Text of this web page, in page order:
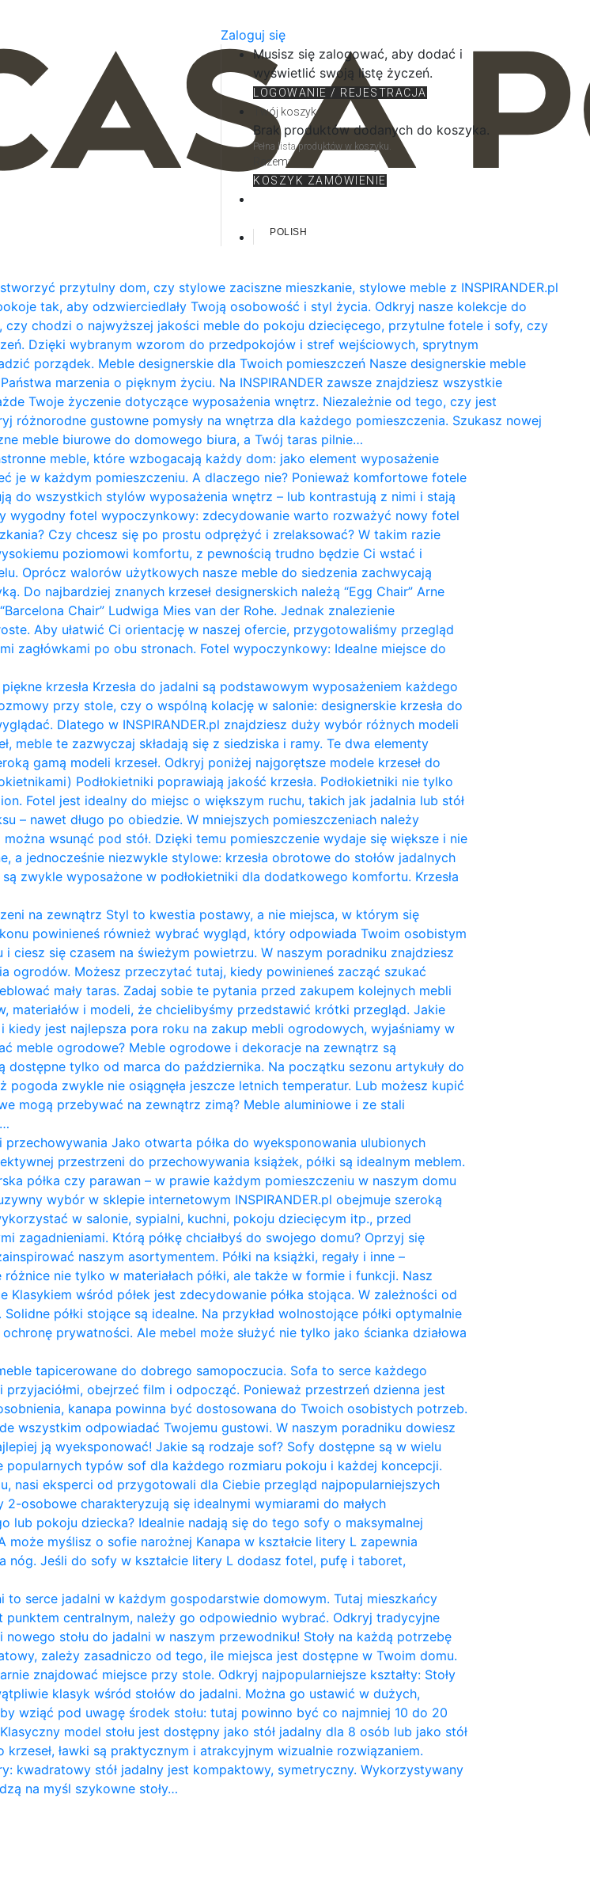
Zaloguj się
Musisz się zalogować, aby dodać i
wyświetlić swoją listę życzeń.
LOGOWANIE / REJESTRACJA
Twój koszyk
Brak produktów dodanych do koszyka.
Pełna lista produktów w koszyku.
Razem:
KOSZYK ZAMÓWIENIE
POLISH
przytulny dom, czy stylowe zaciszne mieszkanie, stylowe meble z INSPIRANDER.pl
tak, aby odzwierciedlały Twoją osobowość i styl życia. Odkryj nasze kolekcje do
chodzi o najwyższej jakości meble do pokoju dziecięcego, przytulne fotele i sofy, czy
Dzięki wybranym wzorom do przedpokojów i stref wejściowych, sprytnym
porządek. Meble designerskie dla Twoich pomieszczeń Nasze designerskie meble
marzenia o pięknym życiu. Na INSPIRANDER zawsze znajdziesz wszystkie
Twoje życzenie dotyczące wyposażenia wnętrz. Niezależnie od tego, czy jest
gustowne pomysły na wnętrza dla każdego pomieszczenia. Szukasz nowej
meble biurowe do domowego biura, a Twój taras pilnie…
meble, które wzbogacają każdy dom: jako element wyposażenie
je w każdym pomieszczeniu. A dlaczego nie? Ponieważ komfortowe fotele
do wszystkich stylów wyposażenia wnętrz – lub kontrastują z nimi i stają
wygodny fotel wypoczynkowy: zdecydowanie warto rozważyć nowy fotel
Czy chcesz się po prostu odprężyć i zrelaksować? W takim razie
poziomowi komfortu, z pewnością trudno będzie Ci wstać i
Oprócz walorów użytkowych nasze meble do siedzenia zachwycają
Do najbardziej znanych krzeseł designerskich należą “Egg Chair” Arne
Chair” Ludwiga Mies van der Rohe. Jednak znalezienie
Aby ułatwić Ci orientację w naszej ofercie, przygotowaliśmy przegląd
zagłówkami po obu stronach. Fotel wypoczynkowy: Idealne miejsce do
krzesła Krzesła do jadalni są podstawowym wyposażeniem każdego
przy stole, czy o wspólną kolację w salonie: designerskie krzesła do
Dlatego w INSPIRANDER.pl znajdziesz duży wybór różnych modeli
meble te zazwyczaj składają się z siedziska i ramy. Te dwa elementy
gamą modeli krzeseł. Odkryj poniżej najgorętsze modele krzeseł do
Podłokietniki poprawiają jakość krzesła. Podłokietniki nie tylko
​Fotel jest idealny do miejsc o większym ruchu, takich jak jadalnia lub stół
– nawet długo po obiedzie. W mniejszych pomieszczeniach należy
wsunąć pod stół. Dzięki temu pomieszczenie wydaje się większe i nie
a jednocześnie niezwykle stylowe: krzesła obrotowe do stołów jadalnych
zwykle wyposażone w podłokietniki dla dodatkowego komfortu. Krzesła
na zewnątrz Styl to kwestia postawy, a nie miejsca, w którym się
powinieneś również wybrać wygląd, który odpowiada Twoim osobistym
i ciesz się czasem na świeżym powietrzu. W naszym poradniku znajdziesz
ogrodów. Możesz przeczytać tutaj, kiedy powinieneś zacząć szukać
mały taras. Zadaj sobie te pytania przed zakupem kolejnych mebli
i modeli, że chcielibyśmy przedstawić krótki przegląd. Jakie
jest najlepsza pora roku na zakup mebli ogrodowych, wyjaśniamy w
meble ogrodowe? Meble ogrodowe i dekoracje na zewnątrz są
tylko od marca do października. Na początku sezonu artykuły do
zwykle nie osiągnęła jeszcze letnich temperatur. Lub możesz kupić
mogą przebywać na zewnątrz zimą? Meble aluminiowe i ze stali
przechowywania Jako otwarta półka do wyeksponowania ulubionych
przestrzeni do przechowywania książek, półki są idealnym meblem.
półka czy parawan – w prawie każdym pomieszczeniu w naszym domu
wybór w sklepie internetowym INSPIRANDER.pl obejmuje szeroką
w salonie, sypialni, kuchni, pokoju dziecięcym itp., przed
zagadnieniami. Którą półkę chciałbyś do swojego domu? Oprzyj się
naszym asortymentem. Półki na książki, regały i inne –
nie tylko w materiałach półki, ale także w formie i funkcji. Nasz
wśród półek jest zdecydowanie półka stojąca. W zależności od
półki stojące są idealne. Na przykład wolnostojące półki optymalnie
prywatności. Ale mebel może służyć nie tylko jako ścianka działowa
tapicerowane do dobrego samopoczucia. Sofa to serce każdego
obejrzeć film i odpocząć. Ponieważ przestrzeń dzienna jest
kanapa powinna być dostosowana do Twoich osobistych potrzeb.
wszystkim odpowiadać Twojemu gustowi. W naszym poradniku dowiesz
ją wyeksponować! Jakie są rodzaje sof? Sofy dostępne są w wielu
typów sof dla każdego rozmiaru pokoju i każdej koncepcji.
nasi eksperci od przygotowali dla Ciebie przegląd najpopularniejszych
osobowe charakteryzują się idealnymi wymiarami do małych
lub pokoju dziecka? Idealnie nadają się do tego sofy o maksymalnej
może myślisz o sofie narożnej Kanapa w kształcie litery L zapewnia
nóg. Jeśli do sofy w kształcie litery L dodasz fotel, pufę i taboret,
to serce jadalni w każdym gospodarstwie domowym. Tutaj mieszkańcy
punktem centralnym, należy go odpowiednio wybrać. Odkryj tradycyjne
stołu do jadalni w naszym przewodniku! Stoły na każdą potrzebę
zależy zasadniczo od tego, ile miejsca jest dostępne w Twoim domu.
znajdować miejsce przy stole. Odkryj najpopularniejsze kształty: Stoły
klasyk wśród stołów do jadalni. Można go ustawić w dużych,
wziąć pod uwagę środek stołu: tutaj powinno być co najmniej 10 do 20
model stołu jest dostępny jako stół jadalny dla 8 osób lub jako stół
ławki są praktycznym i atrakcyjnym wizualnie rozwiązaniem.
kwadratowy stół jadalny jest kompaktowy, symetryczny. Wykorzystywany
na myśl szykowne stoły…